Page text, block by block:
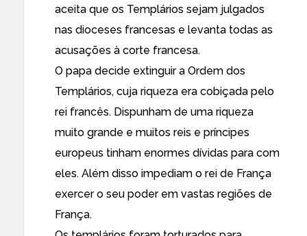
aceita que os Templários sejam julgados
nas dioceses francesas e levanta todas as
acusações à corte francesa.
O papa decide extinguir a Ordem dos
Templários, cuja riqueza era cobiçada pelo
rei francês. Dispunham de uma riqueza
muito grande e muitos reis e príncipes
europeus tinham enormes dívidas para com
eles. Além disso impediam o rei de França
exercer o seu poder em vastas regiões de
França.